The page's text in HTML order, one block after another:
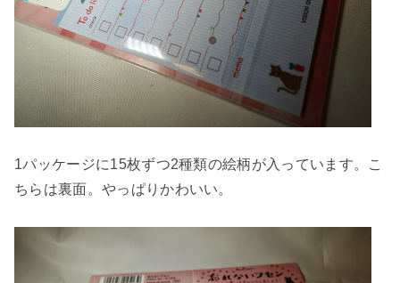
1パッケージに15枚ずつ2種類の絵柄が入っています。こ
ちらは裏面。やっぱりかわいい。